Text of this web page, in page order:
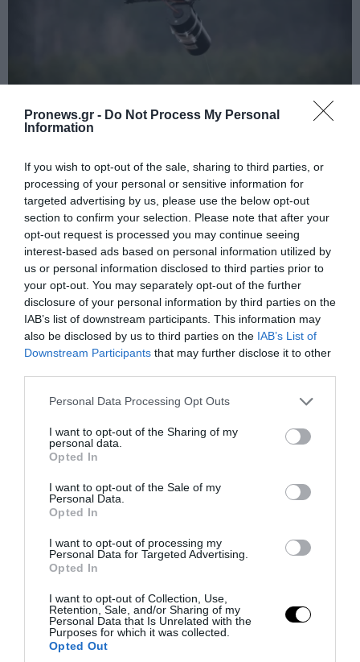
Pronews.gr - Do Not Process My Personal
Information
If you wish to opt-out of the sale, sharing to third parties, or
processing of your personal or sensitive information for
targeted advertising by us, please use the below opt-out
section to confirm your selection. Please note that after your
opt-out request is processed you may continue seeing
interest-based ads based on personal information utilized by
us or personal information disclosed to third parties prior to
your opt-out. You may separately opt-out of the further
disclosure of your personal information by third parties on the
IAB’s list of downstream participants. This information may
also be disclosed by us to third parties on the IAB’s List of
Downstream Participants that may further disclose it to other
Please note that this website/app uses one or more Google
not limited to your visit or usage behaviour. You may click to
grant or deny consent to Google and its third-party tags to
use your data for below specified purposes in below Google
consent section.
Personal Data Processing Opt Outs
I want to opt-out of the Sharing of my
personal data.
Opted In
I want to opt-out of the Sale of my
Personal Data.
Opted In
I want to opt-out of processing my
Personal Data for Targeted Advertising.
Opted In
I want to opt-out of Collection, Use,
Retention, Sale, and/or Sharing of my
Personal Data that Is Unrelated with the
Purposes for which it was collected.
Opted Out
Drones οπτικών ινών κυριαρχούν στο
ουκρανικό μέτωπο (βίντεο)
05.08.2026 | 23:59
PRONEWS.GR /ΕΝΟΠΛΕΣ ΣΥΓΚΡΟΥΣΕΙΣ
Θορυβήθηκαν οι Ουκρανοί με τις
δηλώσεις Ρώσου υποπτέραρχου: «S-400
κατέρριψαν 10 MiG-29 σε μόλις μια
μέρα!»
05.08.2026 | 22:12